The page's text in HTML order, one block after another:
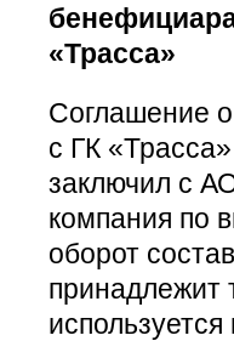
«Трасса»
Соглашение о
с ГК
заключил с
компания по
оборот
принадлежит